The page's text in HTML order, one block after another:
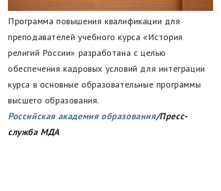
Программа повышения квалификации для
преподавателей учебного курса «История
религий России» разработана с целью
обеспечения кадровых условий для интеграции
курса в основные образовательные программы
высшего образования.
Российская академия образования/Пресс-
служба МДА